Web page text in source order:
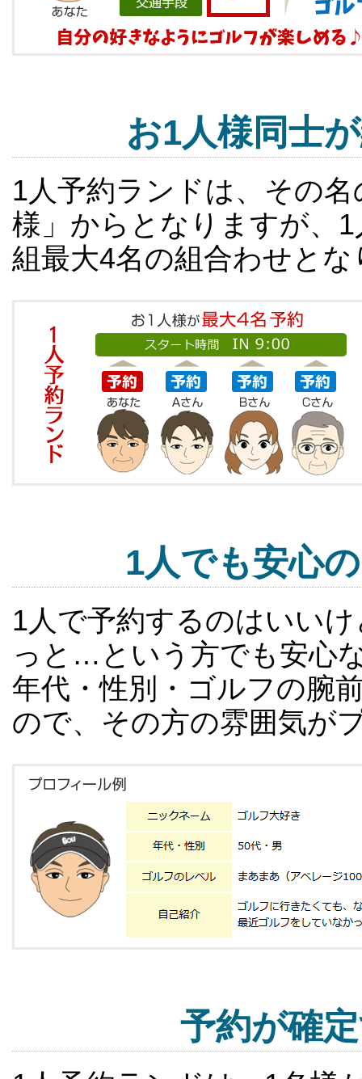
お1人様同士
1人予約ランドは、その
様」からとなりますが、
組最大4名の組合わせとな
1人でも安心
1人で予約するのはいい
っと…という方でも安心
年代・性別・ゴルフの腕
ので、その方の雰囲気が
予約が確